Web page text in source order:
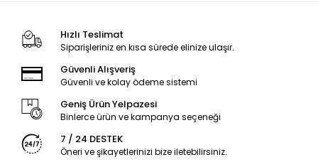
Hızlı Teslimat
Siparişleriniz en kısa sürede elinize ulaşır.
Güvenli Alışveriş
Güvenli ve kolay ödeme sistemi
Geniş Ürün Yelpazesi
Binlerce ürün ve kampanya seçeneği
7 / 24 DESTEK
Öneri ve şikayetlerinizi bize iletebilirsiniz.